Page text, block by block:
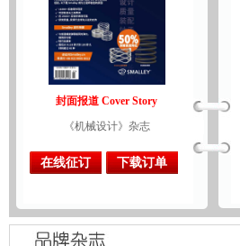
封面报道 Cover Story
《机械设计》杂志
在线征订 下载订单